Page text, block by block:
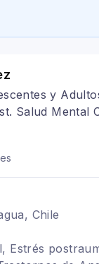
y
Salud Mental
Chile
Estrés